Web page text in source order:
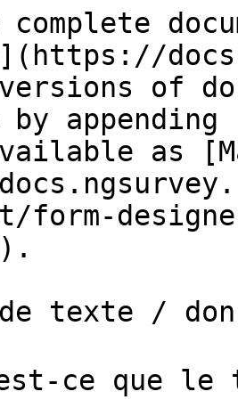
versions of
as
form-
texte /
ce que